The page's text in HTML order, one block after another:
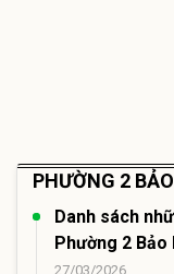
PHƯỜNG 2
Danh sách
Phường 2 Bảo
27/03/2026